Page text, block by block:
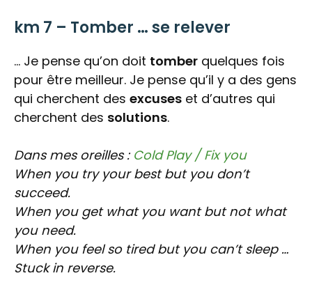
km 7 – Tomber … se relever
… Je pense qu’on doit tomber quelques fois
pour être meilleur. Je pense qu’il y a des gens
qui cherchent des excuses et d’autres qui
cherchent des solutions.
Dans mes oreilles : Cold Play / Fix you
When you try your best but you don’t
succeed.
When you get what you want but not what
you need.
When you feel so tired but you can’t sleep …
Stuck in reverse.